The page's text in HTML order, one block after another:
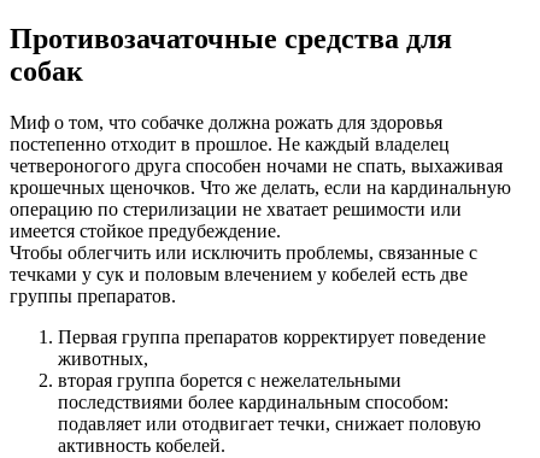
Противозачаточные средства для
собак
Миф о том, что собачке должна рожать для здоровья
постепенно отходит в прошлое. Не каждый владелец
четвероногого друга способен ночами не спать, выхаживая
крошечных щеночков. Что же делать, если на кардинальную
операцию по стерилизации не хватает решимости или
имеется стойкое предубеждение.
Чтобы облегчить или исключить проблемы, связанные с
течками у сук и половым влечением у кобелей есть две
группы препаратов.
Первая группа препаратов корректирует поведение
животных,
вторая группа борется с нежелательными
последствиями более кардинальным способом:
подавляет или отодвигает течки, снижает половую
активность кобелей.